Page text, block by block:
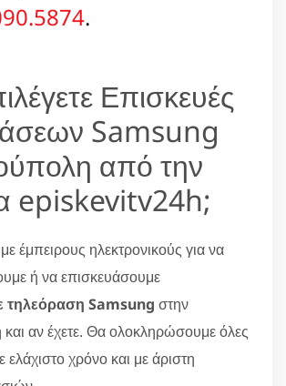
.
Επισκευές
Samsung
από την
episkevitv24h;
έμπειρους ηλεκτρονικούς για να
ή να επισκευάσουμε
τηλεόραση Samsung στην
αν έχετε. Θα ολοκληρώσουμε όλες
ελάχιστο χρόνο και με άριστη